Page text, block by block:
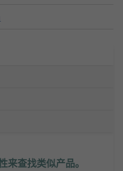
来查找类似产品。